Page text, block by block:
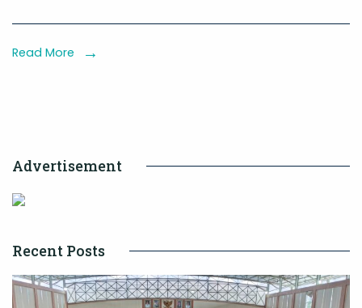
Santri
Nurul
Read More
Advertisement
Recent Posts